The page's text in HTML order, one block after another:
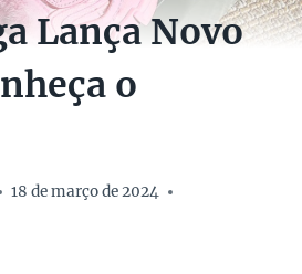
Lança Novo
o
18 de março de 2024